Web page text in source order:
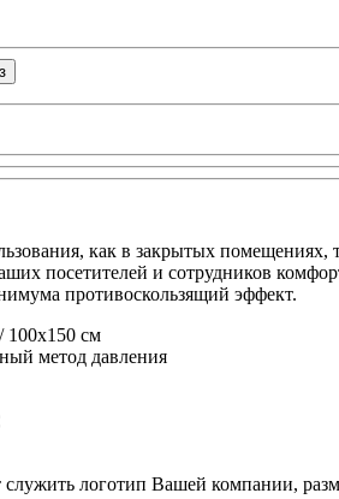
как в закрытых помещениях,
посетителей и сотрудников
противоскользящий эффект.
100x150 см
метод давления
логотип Вашей компании,